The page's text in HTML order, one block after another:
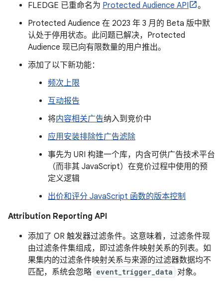
FLEDGE 已重命名为 Protected Audience API
。
Protected Audience 在 2023 年 3 月的 Beta 版中默
认处于停用状态。此问题已解决，Protected
Audience 现已向有限数量的用户推出。
添加了以下新功能：
频次上限
互动报告
将内容相关广告纳入到竞价中
应用安装排除性广告滤除
事先为 URI 构建一个库，内含可供广告技术平台
（而非其 JavaScript）在竞价过程中使用的预
定义逻辑
出价和评分 JavaScript 函数的版本控制
Attribution Reporting API
添加了 OR 触发器过滤条件。这意味着，过滤条件现
由过滤条件集组成，即过滤条件映射关系的列表。如
果集内的过滤条件映射关系与来源的过滤器数据均不
匹配，系统会忽略 event_trigger_data 对象。